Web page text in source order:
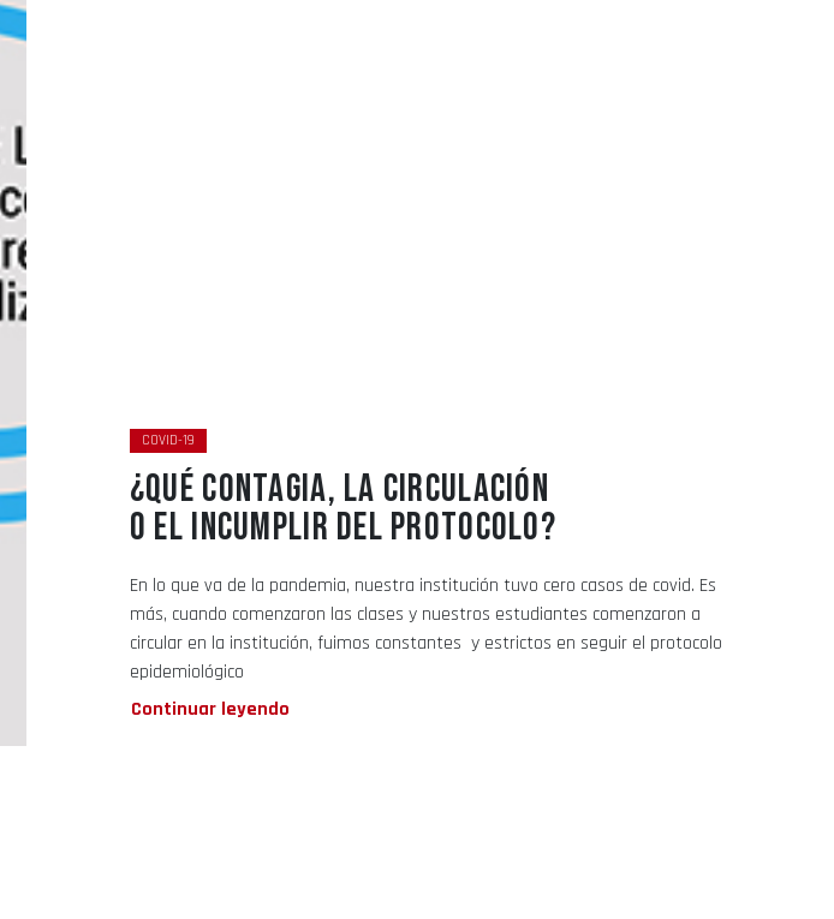
COVID-19
¿QUÉ CONTAGIA, LA CIRCULACIÓN
O EL INCUMPLIR DEL PROTOCOLO?
En lo que va de la pandemia, nuestra institución tuvo cero casos de covid. Es
más, cuando comenzaron las clases y nuestros estudiantes comenzaron a
circular en la institución, fuimos constantes y estrictos en seguir el protocolo
epidemiológico
Continuar leyendo